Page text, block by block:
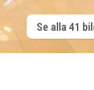
Se alla 41